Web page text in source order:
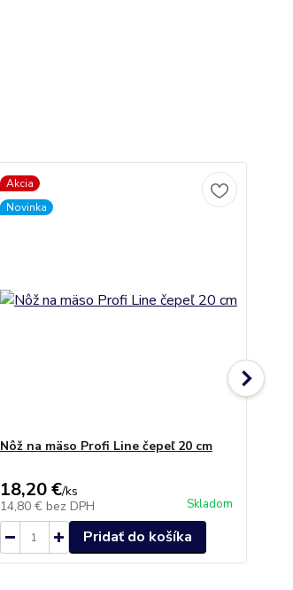
Akcia
Novinka
Nôž na mäso Profi Line čepeľ 20 cm
18,20 €/ks
14,80 € bez DPH Skladom
Pridať do košíka